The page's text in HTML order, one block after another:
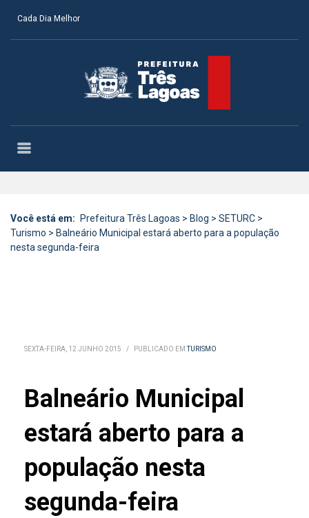
Cada Dia Melhor
Você está em: Prefeitura Três Lagoas > Blog > SETURC >
Turismo > Balneário Municipal estará aberto para a população
nesta segunda-feira
SEXTA-FEIRA, 12 JUNHO 2015 / PUBLICADO EMTURISMO
Balneário Municipal
estará aberto para a
população nesta
segunda-feira